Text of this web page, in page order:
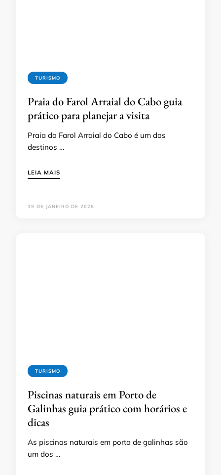
TURISMO
Praia do Farol Arraial do Cabo guia
prático para planejar a visita
Praia do Farol Arraial do Cabo é um dos
destinos …
LEIA MAIS
19 DE JANEIRO DE 2026
TURISMO
Piscinas naturais em Porto de
Galinhas guia prático com horários e
dicas
As piscinas naturais em porto de galinhas são
um dos …